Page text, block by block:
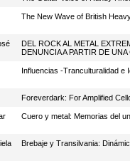
The New Wave of British
DEL ROCK AL METAL
DENUNCIA A PARTIR DE
Influencias -Tranculturalidad e
Foreverdark: For Amplified
Cuero y metal: Memorias del
Brebaje y Transilvania: